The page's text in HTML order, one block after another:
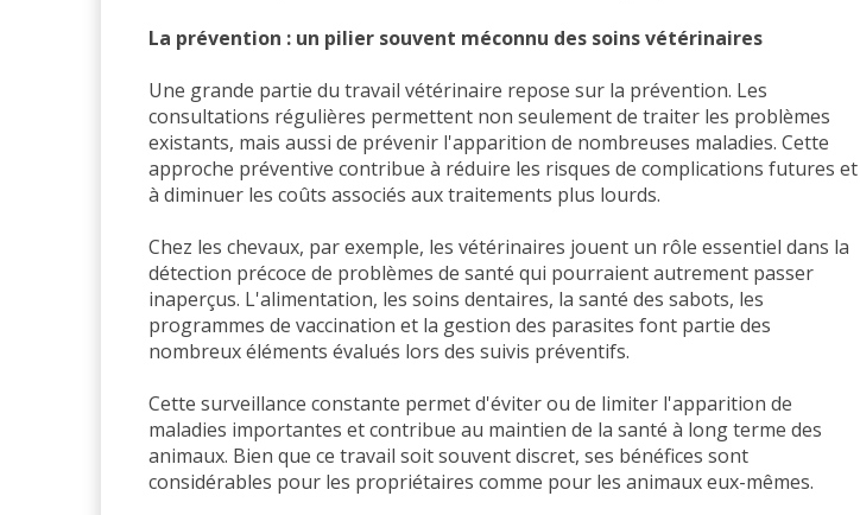
La prévention : un pilier souvent méconnu des soins vétérinaires
Une grande partie du travail vétérinaire repose sur la prévention. Les
consultations régulières permettent non seulement de traiter les problèmes
existants, mais aussi de prévenir l'apparition de nombreuses maladies. Cette
approche préventive contribue à réduire les risques de complications futures et
à diminuer les coûts associés aux traitements plus lourds.
Chez les chevaux, par exemple, les vétérinaires jouent un rôle essentiel dans la
détection précoce de problèmes de santé qui pourraient autrement passer
inaperçus. L'alimentation, les soins dentaires, la santé des sabots, les
programmes de vaccination et la gestion des parasites font partie des
nombreux éléments évalués lors des suivis préventifs.
Cette surveillance constante permet d'éviter ou de limiter l'apparition de
maladies importantes et contribue au maintien de la santé à long terme des
animaux. Bien que ce travail soit souvent discret, ses bénéfices sont
considérables pour les propriétaires comme pour les animaux eux-mêmes.